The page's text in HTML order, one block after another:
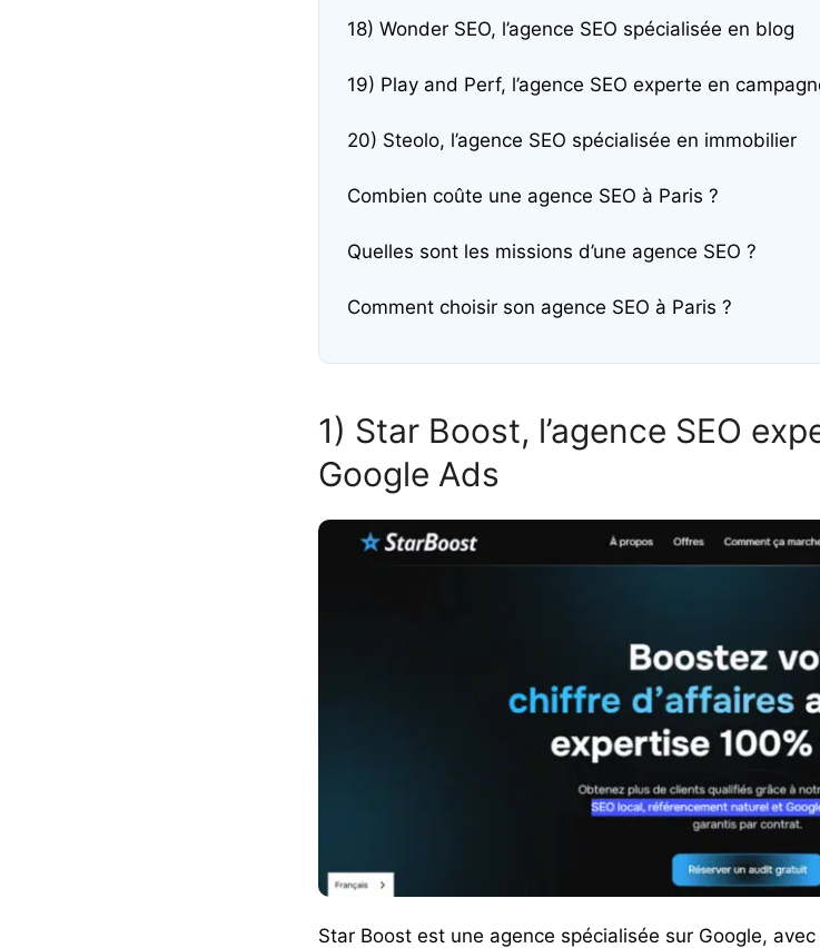
18) Wonder SEO, l’agence SEO spécialisée en blog
19) Play and Perf, l’agence SEO experte en
20) Steolo, l’agence SEO spécialisée en immobilier
Combien coûte une agence SEO à Paris ?
Quelles sont les missions d’une agence SEO ?
Comment choisir son agence SEO à Paris ?
1) Star Boost, l’agence SEO
Google Ads
Star Boost est une agence spécialisée sur Google,